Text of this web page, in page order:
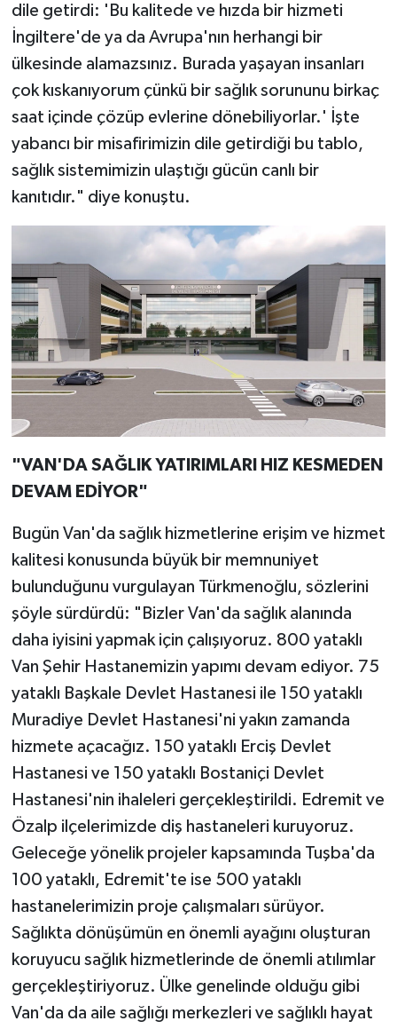
dile getirdi: 'Bu kalitede ve hızda bir hizmeti
İngiltere'de ya da Avrupa'nın herhangi bir
ülkesinde alamazsınız. Burada yaşayan insanları
çok kıskanıyorum çünkü bir sağlık sorununu birkaç
saat içinde çözüp evlerine dönebiliyorlar.' İşte
yabancı bir misafirimizin dile getirdiği bu tablo,
sağlık sistemimizin ulaştığı gücün canlı bir
kanıtıdır." diye konuştu.
"VAN'DA SAĞLIK YATIRIMLARI HIZ KESMEDEN
DEVAM EDİYOR"
Bugün Van'da sağlık hizmetlerine erişim ve hizmet
kalitesi konusunda büyük bir memnuniyet
bulunduğunu vurgulayan Türkmenoğlu, sözlerini
şöyle sürdürdü: "Bizler Van'da sağlık alanında
daha iyisini yapmak için çalışıyoruz. 800 yataklı
Van Şehir Hastanemizin yapımı devam ediyor. 75
yataklı Başkale Devlet Hastanesi ile 150 yataklı
Muradiye Devlet Hastanesi'ni yakın zamanda
hizmete açacağız. 150 yataklı Erciş Devlet
Hastanesi ve 150 yataklı Bostaniçi Devlet
Hastanesi'nin ihaleleri gerçekleştirildi. Edremit ve
Özalp ilçelerimizde diş hastaneleri kuruyoruz.
Geleceğe yönelik projeler kapsamında Tuşba'da
100 yataklı, Edremit'te ise 500 yataklı
hastanelerimizin proje çalışmaları sürüyor.
Sağlıkta dönüşümün en önemli ayağını oluşturan
koruyucu sağlık hizmetlerinde de önemli atılımlar
gerçekleştiriyoruz. Ülke genelinde olduğu gibi
Van'da da aile sağlığı merkezleri ve sağlıklı hayat